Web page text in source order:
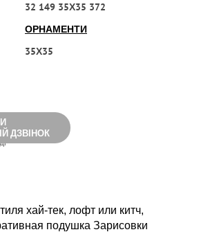
32 149 35Х35 372
ОРНАМЕНТИ
35Х35
ДЗВІНОК
хай-тек, лофт или китч,
подушка Зарисовки